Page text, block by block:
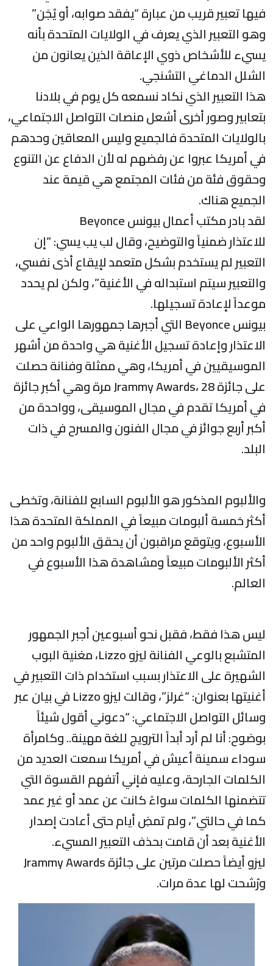
فيها تعبير قريب من عبارة “يفقد صوابه، أو يُجَن”
وهو التعبير الذي يعرف في الولايات المتحدة بأنه
يسيء للأشخاص ذوي الإعاقة الذين يعانون من
الشلل الدماغي التشنجي.
هذا التعبير الذي نكاد نسمعه كل يوم في بلادنا
بتعابير وصور أخرى أشعل منصات التواصل الاجتماعي،
بالولايات المتحدة فالجميع وليس المعاقين وحدهم
في أمريكا عبروا عن رفضهم له لأن الدفاع عن التنوع
وحقوق فئة من فئات المجتمع هي قيمة عند
الجميع هناك.
لقد بادر مكتب أعمال بيونس Beyonce
للاعتذار ضمنياً والتوضيح، وقال لب يب يسي: “إن
التعبير لم يستخدم بشكل متعمد لإيقاع أذى نفسي،
والتعبير سيتم استبداله في الأغنية”، ولكن لم يحدد
موعداً لإعادة تسجيلها.
بيونس Beyonce التي أجبرها جمهورها الواعي على
الاعتذار وإعادة تسجيل الأغنية هي واحدة من أشهر
الموسيقيين في أمريكا، وهي ممثلة وفنانة حصلت
على جائزة Jrammy Awards، 28 مرة وهي أكبر جائزة
في أمريكا تقدم في مجال الموسيقى، وواحدة من
أكبر أربع جوائز في مجال الفنون والمسرح في ذات
البلد.
والألبوم المذكور هو الألبوم السابع للفنانة، وتخطى
أكثر خمسة ألبومات مبيعاً في المملكة المتحدة هذا
الأسبوع، ويتوقع مراقبون أن يحقق الألبوم واحد من
أكثر الألبومات مبيعاً ومشاهدة هذا الأسبوع في
العالم.
ليس هذا فقط، فقبل نحو أسبوعين أجبر الجمهور
المتشبع بالوعي الفنانة ليزو Lizzo، مغنية البوب
الشهيرة على الاعتذار بسبب استخدام ذات التعبير في
أغنيتها بعنوان: “غرلز”، وقالت ليزو Lizzo في بيان عبر
وسائل التواصل الاجتماعي: “دعوني أقول شيئاً
بوضوح: أنا لم أرد أبداً الترويج للغة مهينة.. وكامرأة
سوداء سمينة أعيش في أمريكا سمعت العديد من
الكلمات الجارحة، وعليه فإني أتفهم القسوة التي
تتضمنها الكلمات سواءً كانت عن عمد أو غير عمد
كما في حالتي”، ولم تمضِ أيام حتى أعادت إصدار
الأغنية بعد أن قامت بحذف التعبير المسيء.
ليزو أيضاً حصلت مرتين على جائزة Jrammy Awards
ورُشحت لها عدة مرات.